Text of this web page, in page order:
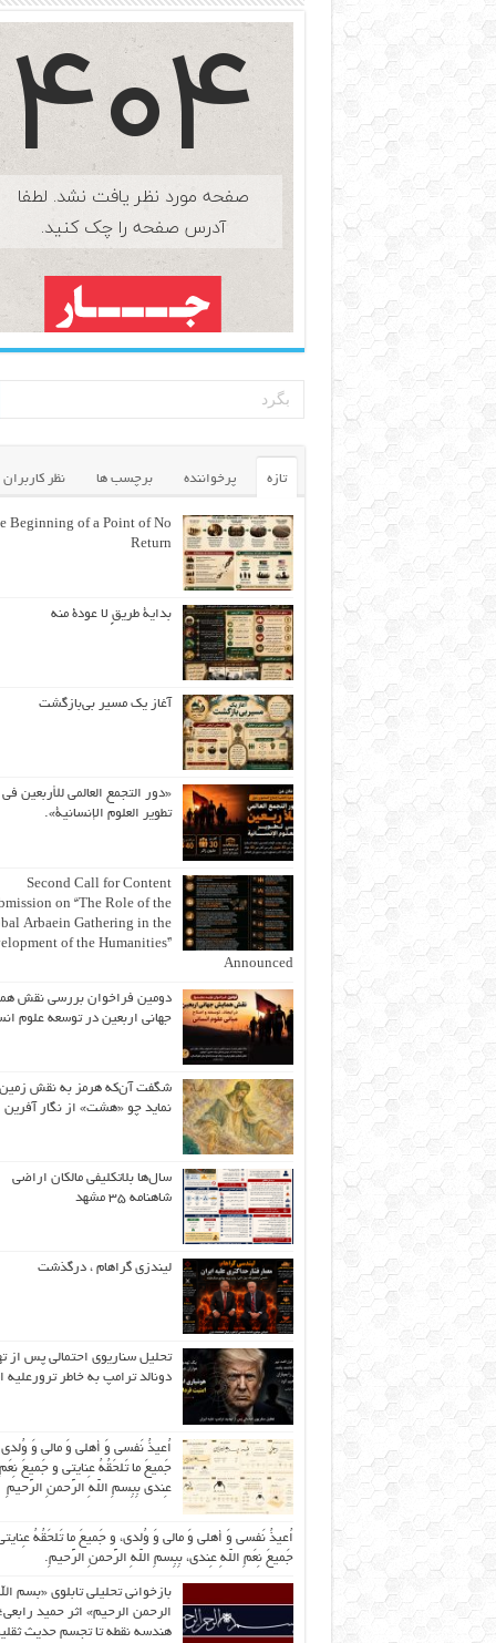
تازه پرخواننده برچسب ها نظر کاربران
Beginning of a Point of No
Return
بداية طريقٍ لا عودة منه
آغاز یک مسیر بی‌بازگشت
«دور التجمع العالمي للأربعين في
تطوير العلوم الإنسانية».
Second Call for Content
on “The Role of the
Arbaein Gathering in the
of the Humanities”
Announced
دومین فراخوان بررسی نقش
جهانی اربعین در توسعه علوم
شگفت آن‌که هرمز به نقش زمین
نماید چو «هشت» از نگار آفرین
سال‌ها بلاتکلیفی مالکان اراضی
شاهنامه ۳۵ مشهد
لیندزی گراهام ، درگذشت
تحلیل سناریوی احتمالی پس از
دونالد ترامپ به خاطر ترورعلیه
اُعیذُ نَفسی وَ أهلی وَ مالی وَ
جَمیعَ ما تَلحَقُهُ عِنایتی و جَمیعَ نِعَمِ
عِندی بِبِسمِ اللّهِ الرَّحمنِ الرَّحیمِ
اُعیذُ نَفسی وَ أهلی وَ مالی وَ وُلدی، و جَمیعَ ما تَلحَقُهُ
جَمیعَ نِعَمِ اللّهِ عِندی، بِبِسمِ اللّهِ الرَّحمنِ الرَّحیمِ.
بازخوانی تحلیلی تابلوی «بسم
الرحمن الرحیم» اثر حمید رابعی؛
هندسه نقطه تا تجسم حدیث